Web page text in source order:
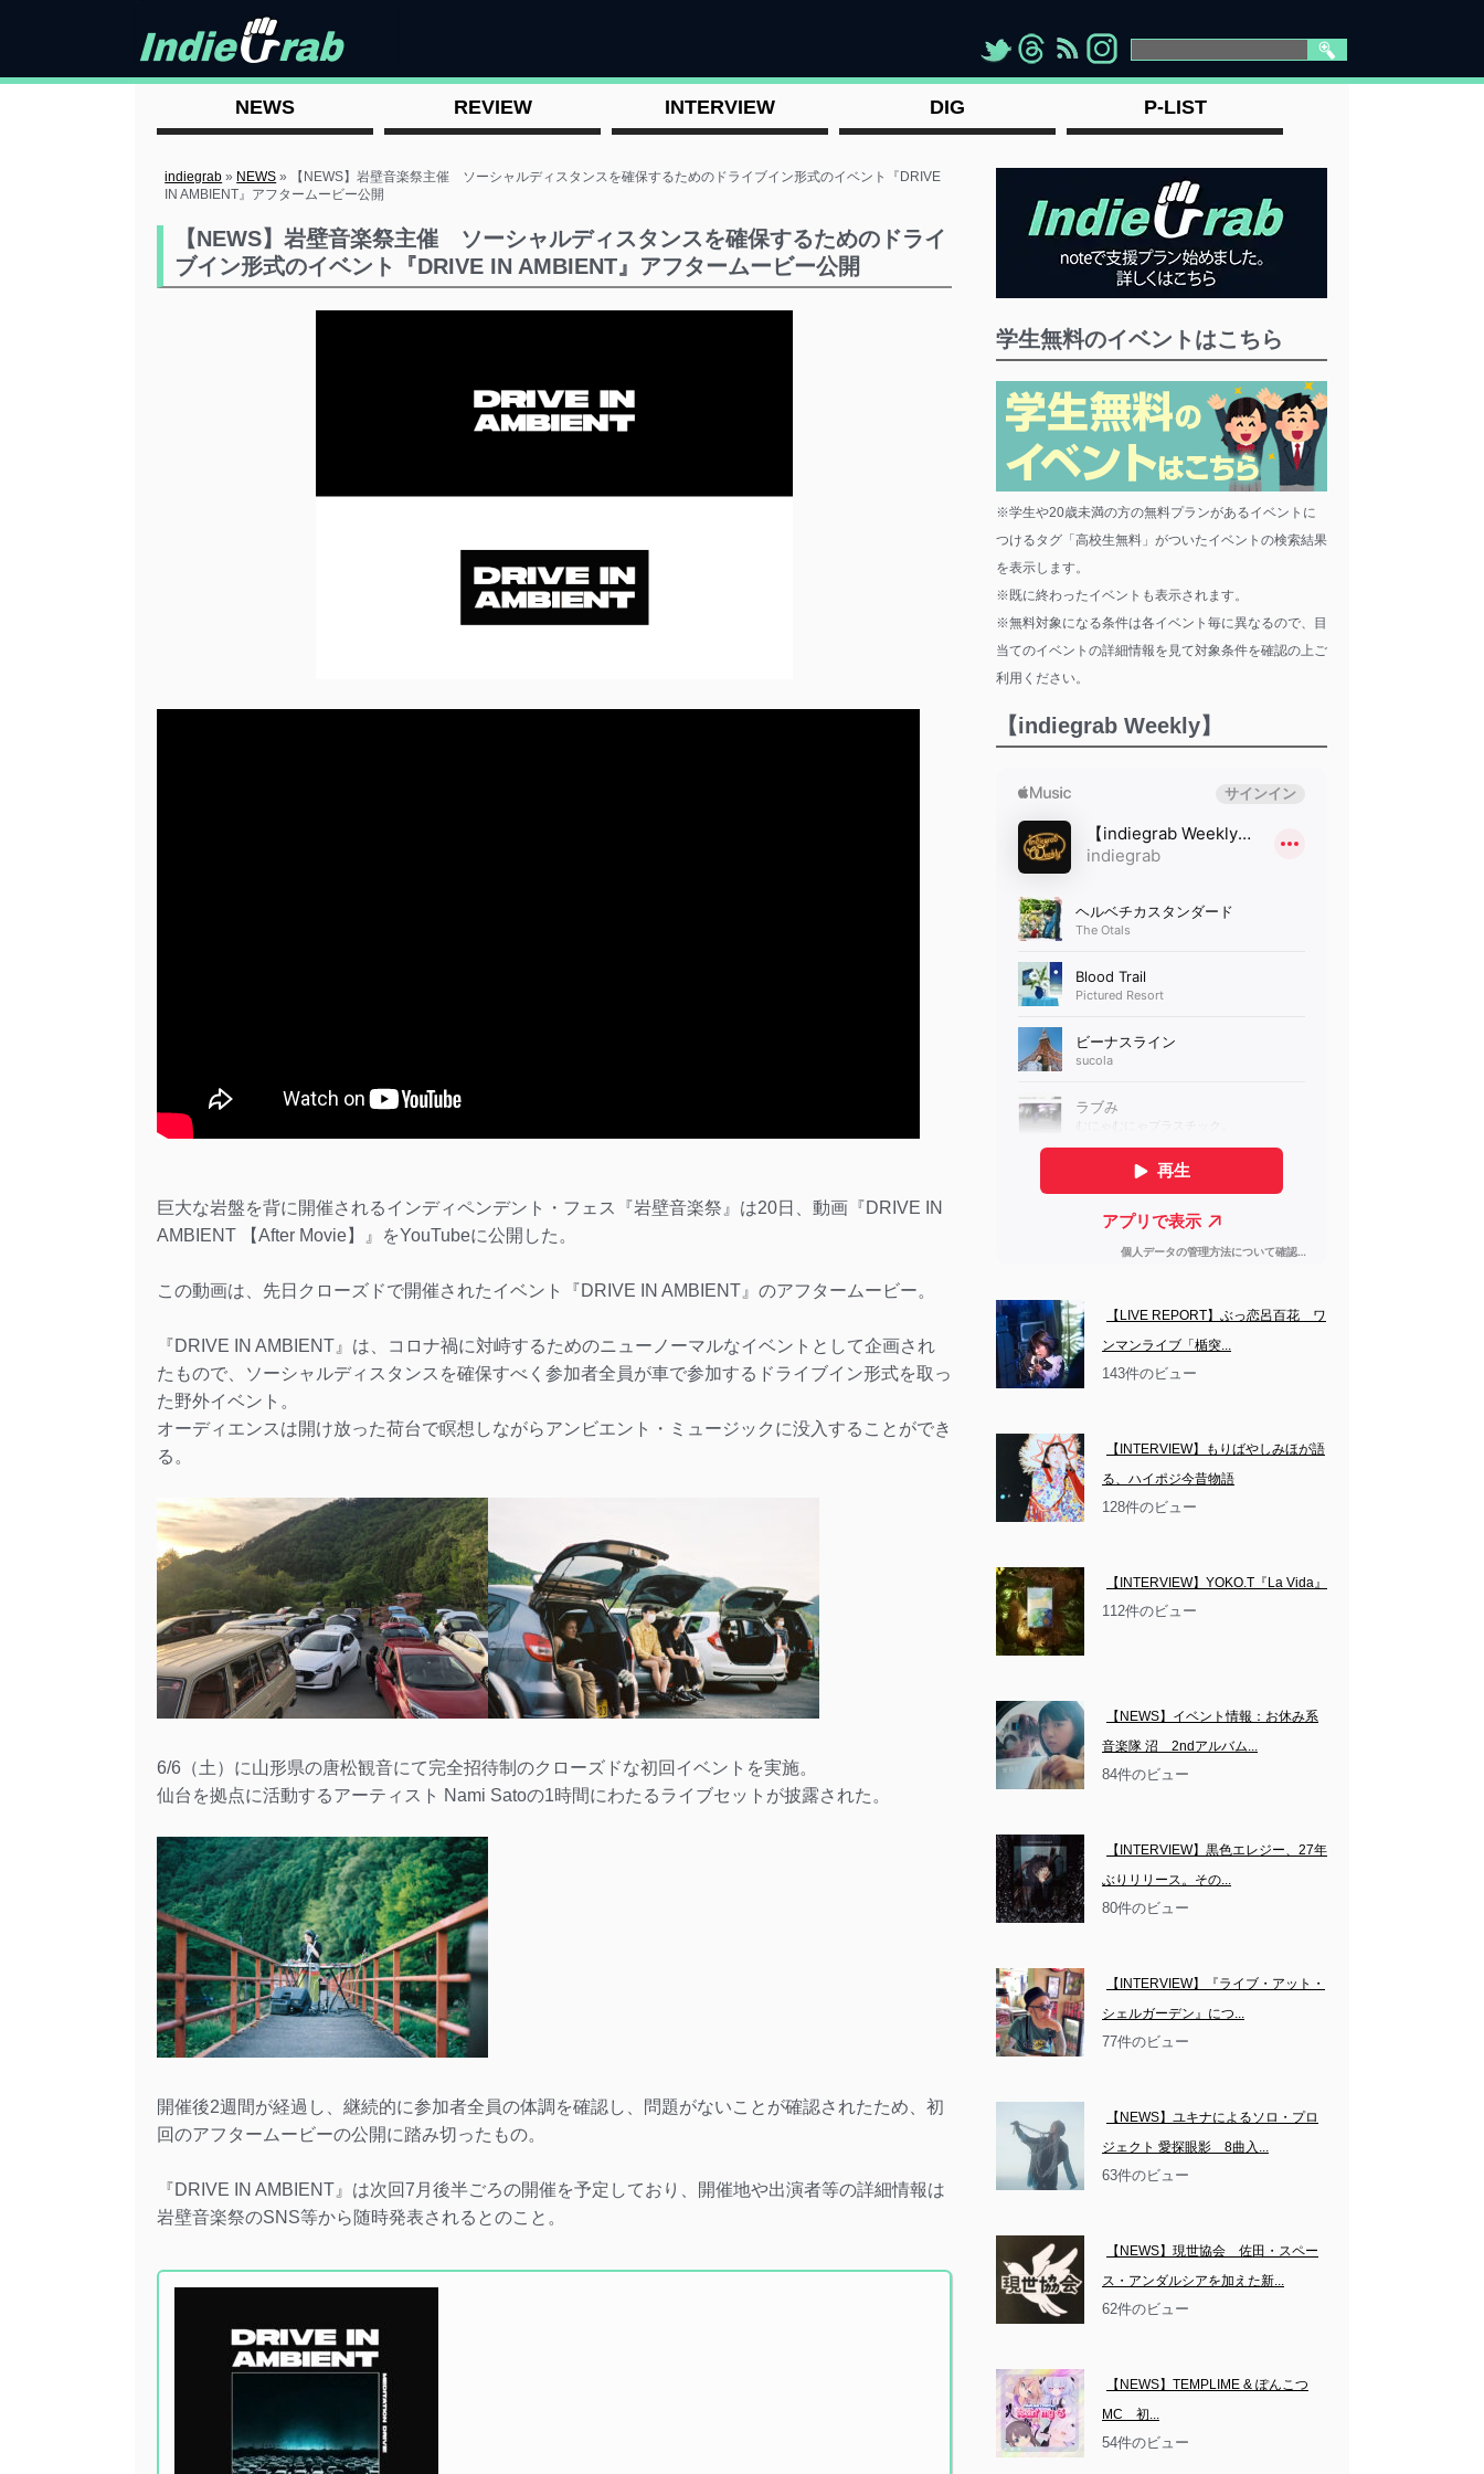
"> "> "> " >
NEWS REVIEW INTERVIEW DIG P-LIST
indiegrab » NEWS »
【NEWS】岩壁音楽祭主催 ソーシャルディスタンスを確保するためのドライブイン形式のイベント『DRIVE
IN AMBIENT』アフタームービー公開
【NEWS】岩壁音楽祭主催 ソーシャルディスタンスを確保するためのドライ
ブイン形式のイベント『DRIVE IN AMBIENT』アフタームービー公開
巨大な岩盤を背に開催されるインディペンデント・フェス『岩壁音楽祭』は20日、動画『DRIVE IN
AMBIENT 【After Movie】』をYouTubeに公開した。
この動画は、先日クローズドで開催されたイベント『DRIVE IN AMBIENT』のアフタームービー。
『DRIVE IN AMBIENT』は、コロナ禍に対峙するためのニューノーマルなイベントとして企画され
たもので、ソーシャルディスタンスを確保すべく参加者全員が車で参加するドライブイン形式を取っ
た野外イベント。
オーディエンスは開け放った荷台で瞑想しながらアンビエント・ミュージックに没入することができ
る。
6/6（土）に山形県の唐松観音にて完全招待制のクローズドな初回イベントを実施。
仙台を拠点に活動するアーティスト Nami Satoの1時間にわたるライブセットが披露された。
開催後2週間が経過し、継続的に参加者全員の体調を確認し、問題がないことが確認されたため、初
回のアフタームービーの公開に踏み切ったもの。
『DRIVE IN AMBIENT』は次回7月後半ごろの開催を予定しており、開催地や出演者等の詳細情報は
岩壁音楽祭のSNS等から随時発表されるとのこと。
学生無料のイベントはこちら
※学生や20歳未満の方の無料プランがあるイベントに
つけるタグ「高校生無料」がついたイベントの検索結果
を表示します。
※既に終わったイベントも表示されます。
※無料対象になる条件は各イベント毎に異なるので、目
当てのイベントの詳細情報を見て対象条件を確認の上ご
利用ください。
【indiegrab Weekly】
【LIVE REPORT】ぶっ恋呂百花　ワ
ンマンライブ「楯突...
143件のビュー
【INTERVIEW】もりばやしみほが語
る、ハイポジ今昔物語
128件のビュー
【INTERVIEW】YOKO.T『La Vida』
112件のビュー
【NEWS】イベント情報：お休み系
音楽隊 沼　2ndアルバム...
84件のビュー
【INTERVIEW】黒色エレジー、27年
ぶりリリース。その...
80件のビュー
【INTERVIEW】『ライブ・アット・
シェルガーデン』につ...
77件のビュー
【NEWS】ユキナによるソロ・プロ
ジェクト 愛探眼影　8曲入...
63件のビュー
【NEWS】現世協会　佐田・スペー
ス・アンダルシアを加えた新...
62件のビュー
【NEWS】TEMPLIME & ぽんこつ
MC　初...
54件のビュー